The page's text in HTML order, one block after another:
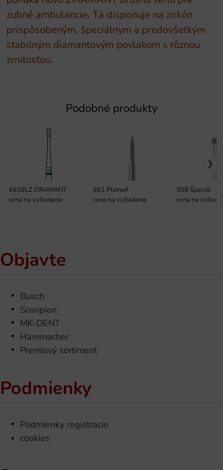
zubné ambulancie. Tá disponuje na zirkón
prispôsobeným, špeciálnym a predovšetkým
stabilným diamantovým povlakom s rôznou
zrnitosťou.
Podobné produkty
6838LZ ZIRAMANT
cena na vyžiadanie
861 Plameň
cena na vyžiadanie
908 Špeciál
cena na
Objavte
Busch
Scoripion
MK-DENT
Hammacher
Premiový sortiment
Podmienky
Podmienky registracie
cookies